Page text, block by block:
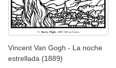
Vincent Van Gogh - La noche
estrellada (1889)